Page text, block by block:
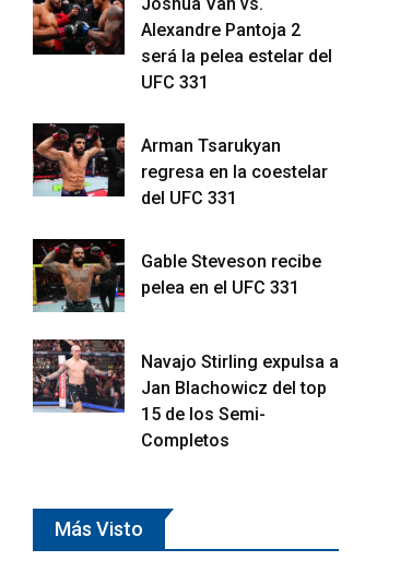
Alexandre Pantoja 2
será la pelea estelar del
UFC 331
Arman Tsarukyan
regresa en la coestelar
del UFC 331
Gable Steveson recibe
pelea en el UFC 331
Navajo Stirling expulsa a
Jan Blachowicz del top
15 de los Semi-
Completos
Más Visto